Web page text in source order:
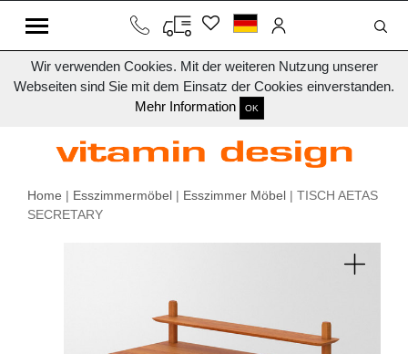
Wir verwenden Cookies. Mit der weiteren Nutzung unserer
Webseiten sind Sie mit dem Einsatz der Cookies einverstanden.
Mehr Information
OK
Home | Esszimmermöbel | Esszimmer Möbel | TISCH AETAS
SECRETARY